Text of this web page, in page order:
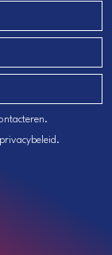
privacybeleid .